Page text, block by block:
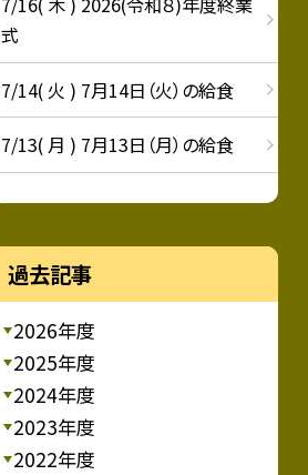
式
7/14( 火 ) 7月14日（火）の給食
7/13( 月 ) 7月13日（月）の給食
過去記事
2026年度
2025年度
2024年度
2023年度
2022年度